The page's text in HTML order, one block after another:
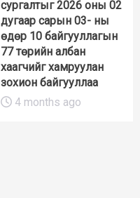
сургалтыг 2026 оны 02
дугаар сарын 03- ны
өдөр 10 байгууллагын
77 төрийн албан
хаагчийг хамруулан
зохион байгууллаа
4 months ago